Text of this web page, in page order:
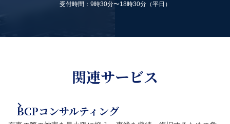
受付時間：9時30分〜18時30分（平日）
関連サービス
BCPコンサルティング